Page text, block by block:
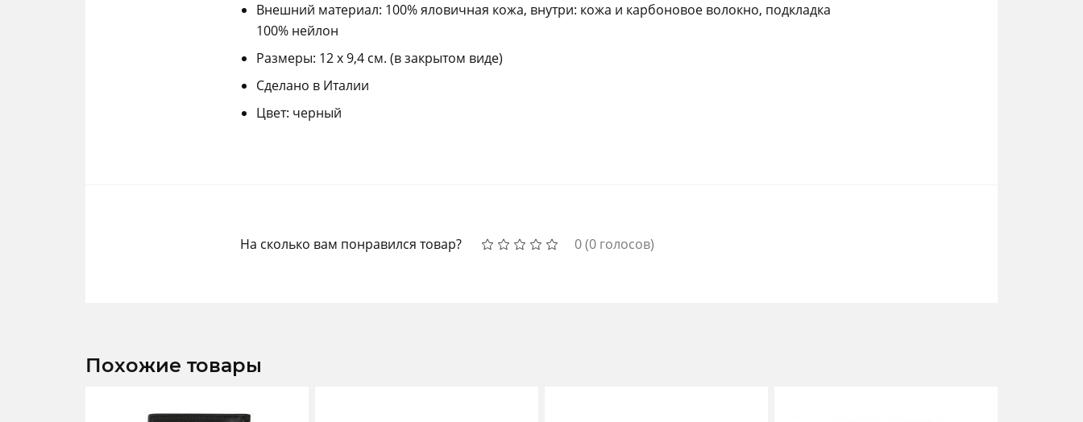
Внешний материал: 100% яловичная кожа, внутри: кожа и карбоновое волокно, подкладка
100% нейлон
Размеры: 12 x 9,4 см. (в закрытом виде)
Сделано в Италии
Цвет: черный
На сколько вам понравился товар? 0(0 голосов)
Похожие товары